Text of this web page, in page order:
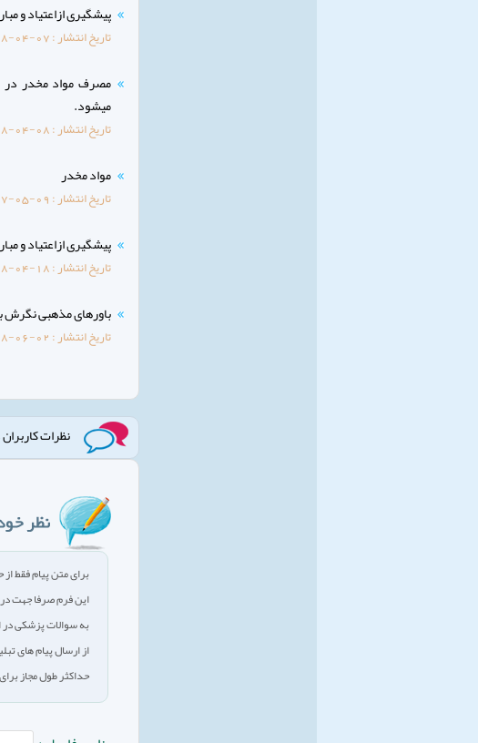
پیشگیری ازاعتیاد و
تاریخ انتشار :04-07
مصرف مواد مخدر در
میشود.
تاریخ انتشار :04-08
مواد مخدر
تاریخ انتشار :05-09
پیشگیری ازاعتیاد و
تاریخ انتشار :04-18
باورهای مذهبی نگرش
تاریخ انتشار :06-02
نظرات
برای متن پیام فقط
این فرم صرفا جهت
به سوالات پزشکی
از ارسال پیام های
حداکثر طول مجاز برای متن پیام